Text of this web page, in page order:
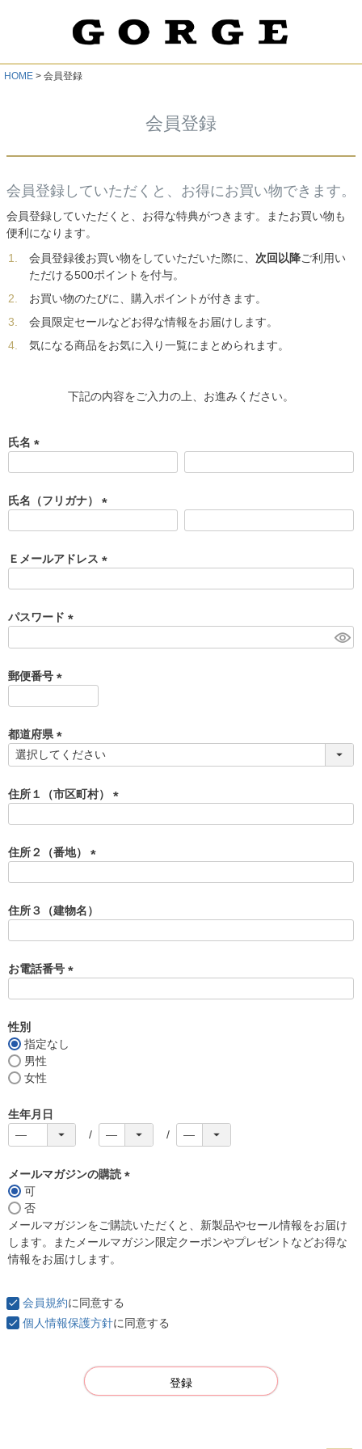
HOME 会員登録
会員登録
会員登録していただくと、お得にお買い物できます。
会員登録していただくと、お得な特典がつきます。またお買い物も
便利になります。
会員登録後お買い物をしていただいた際に、 次回以降ご利用い
ただける500ポイントを付与。
お買い物のたびに、購入ポイントが付きます。
会員限定セールなどお得な情報をお届けします。
気になる商品をお気に入り一覧にまとめられます。
下記の内容をご入力の上、お進みください。
氏名
須
)
氏名（フリガナ）
須
)
Ｅメールアドレス
)
パスワード
)
郵便番号
須
)
都道府県
(
須
)
住所１（市区町村）
)
住所２（番地）
須
)
住所３（建物名）
お電話番号
性別
指定なし
男性
女性
生年月日
メールマガジンの購読
須
)
可
否
メールマガジンをご購読いただくと、新製品やセール情報をお届け
します。またメールマガジン限定クーポンやプレゼントなどお得な
情報をお届けします。
会員規約に同意する
個人情報保護方針に同意する
登録